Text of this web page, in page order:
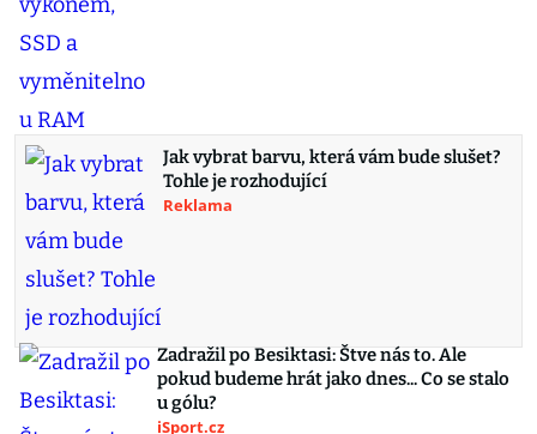
Jak vybrat barvu, která vám bude slušet?
Tohle je rozhodující
Reklama
Zadražil po Besiktasi: Štve nás to. Ale
pokud budeme hrát jako dnes... Co se stalo
u gólu?
iSport.cz